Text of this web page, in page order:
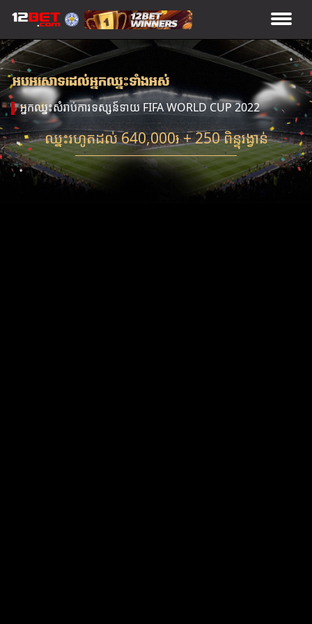
អបអរសាទរដល់អ្នកឈ្នះទាំងអស់
អ្នកឈ្នះសំរាប់ការទស្សន៍ទាយ FIFA WORLD CUP 2022
ឈ្នះរហូតដល់ 640,000៛ + 250 ពិន្ទុរង្វាន់